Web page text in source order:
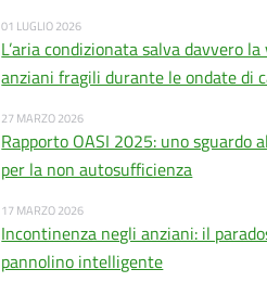
01 LUGLIO 2026
L’aria condizionata salva davvero
anziani fragili durante le ondate di
27 MARZO 2026
Rapporto OASI 2025: uno sguardo
per la non autosufficienza
17 MARZO 2026
Incontinenza negli anziani: il
pannolino intelligente